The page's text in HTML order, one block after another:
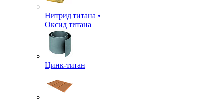
Нитрид титана •
Оксид титана
Цинк-титан